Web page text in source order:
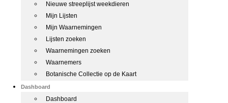
Nieuwe streeplijst weekdieren
Mijn Lijsten
Mijn Waarnemingen
Lijsten zoeken
Waarnemingen zoeken
Waarnemers
Botanische Collectie op de Kaart
Dashboard
Dashboard